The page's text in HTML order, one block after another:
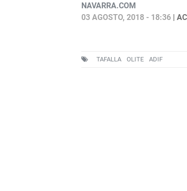
NAVARRA.COM
03 AGOSTO, 2018 - 18:36|
TAFALLA OLITE ADIF